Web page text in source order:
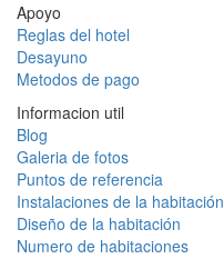
Apoyo
Reglas del hotel
Desayuno
Metodos de pago
Informacion util
Blog
Galeria de fotos
Puntos de referencia
Instalaciones de la habitación
Diseño de la habitación
Numero de habitaciones